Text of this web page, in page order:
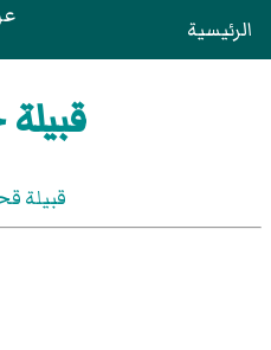
الرئيسية
قبيلة